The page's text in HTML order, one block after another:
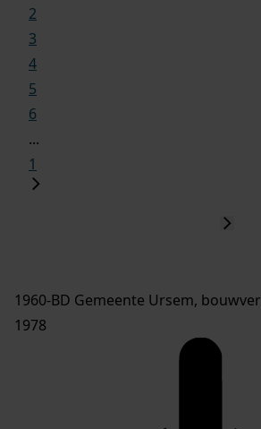
2
3
4
5
6
...
1
1960-BD Gemeente Ursem,
1978